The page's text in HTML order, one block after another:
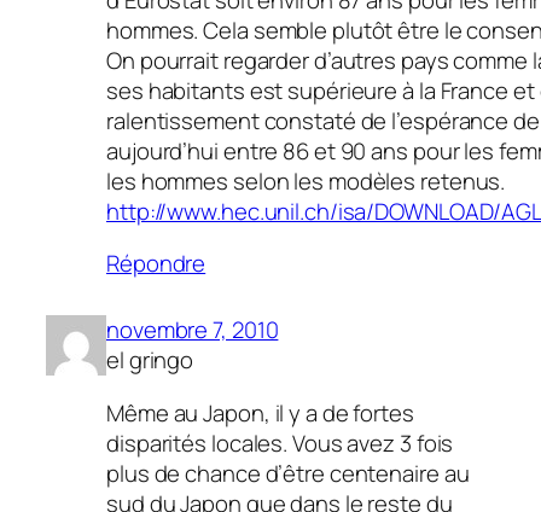
hommes. Cela semble plutôt être le
On pourrait regarder d’autres pays
ses habitants est supérieure à la France
ralentissement constaté de l’espérance
aujourd’hui entre 86 et 90 ans pour les
les hommes selon les modèles retenus.
http://www.hec.unil.ch/isa/DOWNLOAD/
Répondre
novembre 7, 2010
el gringo
Même au Japon, il y a de fortes
disparités locales. Vous avez 3 fois
plus de chance d’être centenaire au
sud du Japon que dans le reste du